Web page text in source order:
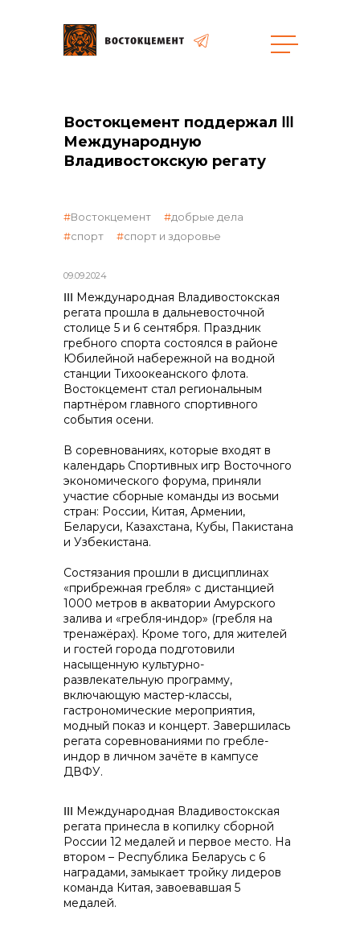
Закупки
общая информация
объявленные закупки
реализация неликвидов
контакты отдела закупок
Контакты
+7 (423) 234 50 50
info@vostokcement.ru
Востокцемент поддержал ⅠⅠⅠ
Международную
Владивостокскую регату
09.09.2024
Востокцемент
добрые дела
спорт
спорт и здоровье
ⅠⅠⅠ Международная Владивостокская
регата прошла в дальневосточной
столице 5 и 6 сентября. Праздник
гребного спорта состоялся в районе
Юбилейной набережной на водной
станции Тихоокеанского флота.
Востокцемент стал региональным
партнёром главного спортивного
события осени.
В соревнованиях, которые входят в
календарь Спортивных игр Восточного
экономического форума, приняли
участие сборные команды из восьми
стран: России, Китая, Армении,
Беларуси, Казахстана, Кубы, Пакистана
и Узбекистана.
Состязания прошли в дисциплинах
«прибрежная гребля» с дистанцией
1000 метров в акватории Амурского
залива и «гребля-индор» (гребля на
тренажёрах). Кроме того, для жителей
и гостей города подготовили
насыщенную культурно-
развлекательную программу,
включающую мастер-классы,
гастрономические мероприятия,
модный показ и концерт. Завершилась
регата соревнованиями по гребле-
индор в личном зачёте в кампусе
ДВФУ.
ⅠⅠⅠ Международная Владивостокская
регата принесла в копилку сборной
России 12 медалей и первое место. На
втором – Республика Беларусь с 6
наградами, замыкает тройку лидеров
команда Китая, завоевавшая 5
медалей.